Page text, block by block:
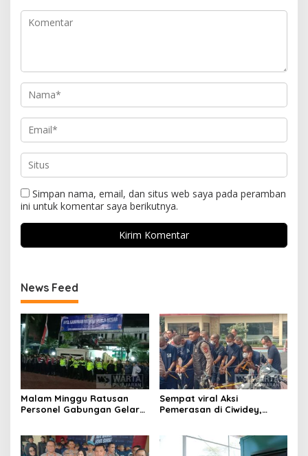
Simpan nama, email, dan situs web saya pada peramban
ini untuk komentar saya berikutnya.
News Feed
Malam Minggu Ratusan
Personel Gabungan Gelar
Sempat viral Aksi
Pemerasan di Ciwidey,